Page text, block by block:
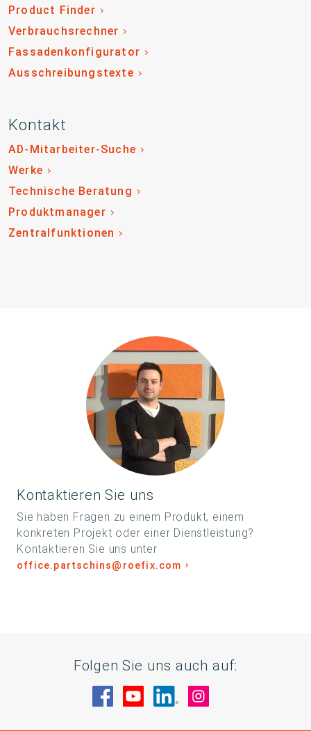
Product Finder
Verbrauchsrechner
Fassadenkonfigurator
Ausschreibungstexte
Kontakt
AD-Mitarbeiter-Suche
Werke
Technische Beratung
Produktmanager
Zentralfunktionen
Kontaktieren Sie uns
Sie haben Fragen zu einem Produkt, einem
konkreten Projekt oder einer Dienstleistung?
Kontaktieren Sie uns unter
office.partschins@roefix.com
Folgen Sie uns auch auf:
Besuche uns auf Facebook
Besuche uns auf YouTube
Besuche uns auf